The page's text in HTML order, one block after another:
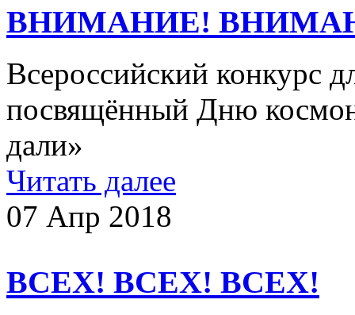
ВНИМАНИЕ!
Всероссийский конкурс
посвящённый Дню
дали»
Читать далее
07 Апр 2018
ВСЕХ! ВСЕХ! ВСЕХ!